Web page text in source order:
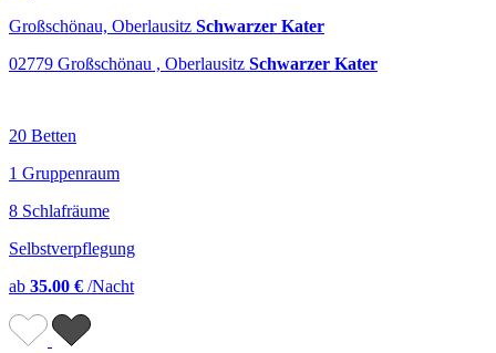
Großschönau, Oberlausitz Schwarzer Kater
02779 Großschönau , Oberlausitz Schwarzer Kater
20 Betten
1 Gruppenraum
8 Schlafräume
Selbstverpflegung
ab 35.00 € /Nacht